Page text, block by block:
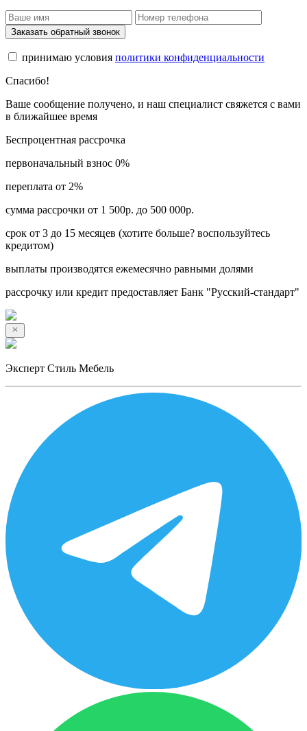
Заказать обратный звонок
принимаю условия политики конфиденциальности
Спасибо!
Ваше сообщение получено, и наш специалист свяжется с вами
в ближайшее время
Беспроцентная рассрочка
первоначальный взнос 0%
переплата от 2%
сумма рассрочки от 1 500р. до 500 000р.
срок от 3 до 15 месяцев (хотите больше? воспользуйтесь
кредитом)
выплаты производятся ежемесячно равными долями
рассрочку или кредит предоставляет Банк "Русский-стандарт"
Эксперт Стиль Мебель